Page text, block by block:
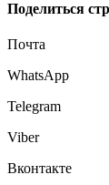
Поделиться
Почта
WhatsApp
Telegram
Viber
Вконтакте